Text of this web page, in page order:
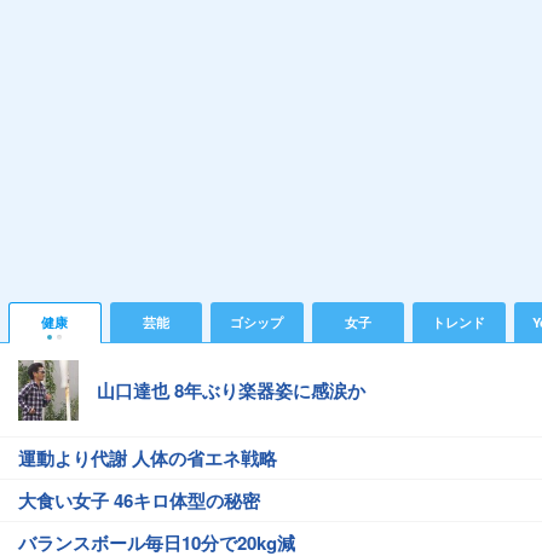
健康 芸能 ゴシップ 女子 トレンド
山口達也 8年ぶり楽器姿に感涙か
運動より代謝 人体の省エネ戦略
大食い女子 46キロ体型の秘密
バランスボール毎日10分で20kg減